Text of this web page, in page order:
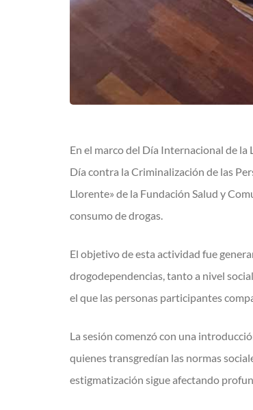
En el marco del Día Internacional de
Día contra la Criminalización de las
Llorente» de la Fundación Salud y
consumo de drogas.
El objetivo de esta actividad fue
drogodependencias, tanto a nivel
el que las personas participantes
La sesión comenzó con una
quienes transgredían las normas
estigmatización sigue afectando